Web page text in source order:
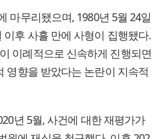
마무리됐으며, 1980년 5월 24일
후 사흘 만에 사형이 집행됐다.
이례적으로 신속하게 진행되면
영향을 받았다는 논란이 지속적
년 5월, 사건에 대한 재평가가